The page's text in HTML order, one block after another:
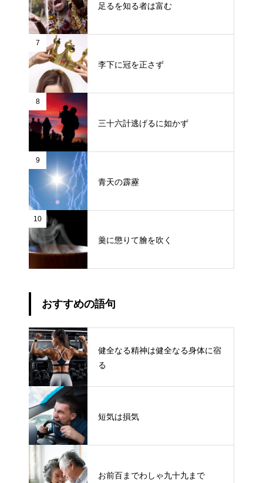
足るを知る者は富む
7
李下に冠を正さず
8
三十六計逃げるに如かず
9
青天の霹靂
10
羹に懲りて膾を吹く
おすすめの語句
健全なる精神は健全なる身体に宿
る
短気は損気
お前百までわしゃ九十九まで